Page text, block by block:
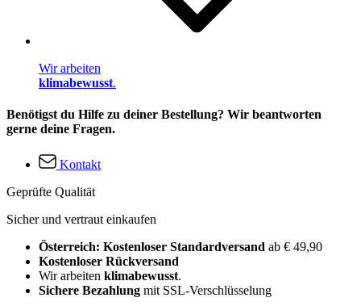
Wir arbeiten
klimabewusst.
Benötigst du Hilfe zu deiner Bestellung? Wir beantworten
gerne deine Fragen.
Kontakt
Geprüfte Qualität
Sicher und vertraut einkaufen
Österreich: Kostenloser Standardversand ab € 49,90
Kostenloser Rückversand
Wir arbeiten klimabewusst.
Sichere Bezahlung mit SSL-Verschlüsselung